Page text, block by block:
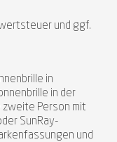
und ggf.
in
in der
zweite Person mit
SunRay-
und